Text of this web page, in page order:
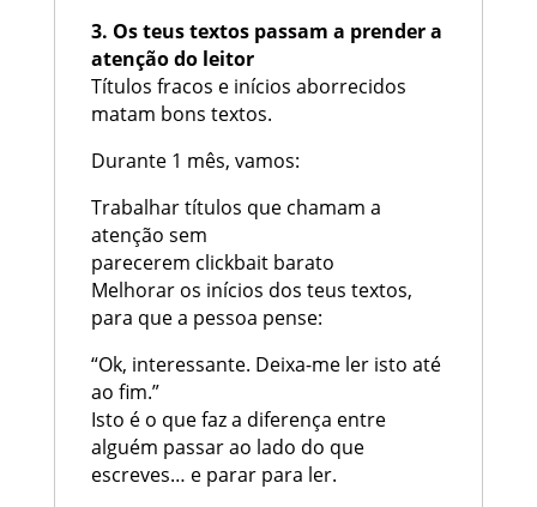
3. Os teus textos passam a prender a
atenção do leitor
Títulos fracos e inícios aborrecidos
matam bons textos.
Durante 1 mês, vamos:
Trabalhar títulos que chamam a
atenção sem
parecerem clickbait barato
Melhorar os inícios dos teus textos,
para que a pessoa pense:
“Ok, interessante. Deixa-me ler isto até
ao fim.”
Isto é o que faz a diferença entre
alguém passar ao lado do que
escreves… e parar para ler.